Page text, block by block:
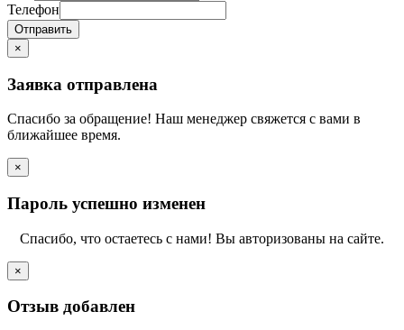
Телефон
Отправить
×
Заявка отправлена
Спасибо за обращение! Наш менеджер свяжется с вами в
ближайшее время.
×
Пароль успешно изменен
Спасибо, что остаетесь с нами! Вы авторизованы на сайте.
×
Отзыв добавлен